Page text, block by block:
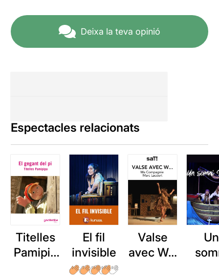
Deixa la teva opinió
Espectacles relacionats
Titelles
Pamipip
El fil
invisible
Valse
avec W...
Un